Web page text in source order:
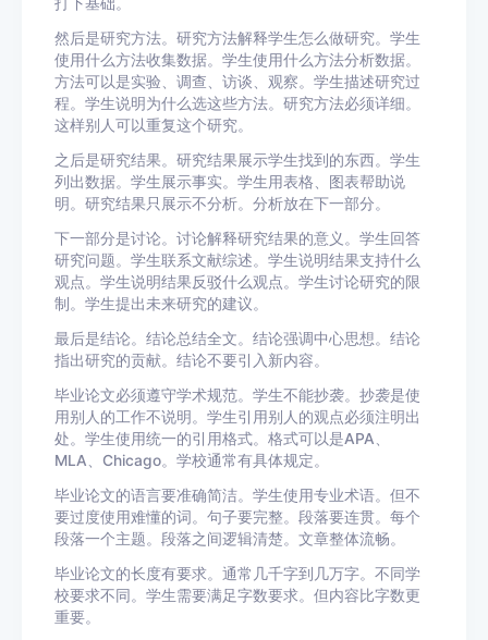
然后是研究方法。研究方法解释学生怎么做研究。学生
使用什么方法收集数据。学生使用什么方法分析数据。
方法可以是实验、调查、访谈、观察。学生描述研究过
程。学生说明为什么选这些方法。研究方法必须详细。
这样别人可以重复这个研究。
之后是研究结果。研究结果展示学生找到的东西。学生
列出数据。学生展示事实。学生用表格、图表帮助说
明。研究结果只展示不分析。分析放在下一部分。
下一部分是讨论。讨论解释研究结果的意义。学生回答
研究问题。学生联系文献综述。学生说明结果支持什么
观点。学生说明结果反驳什么观点。学生讨论研究的限
制。学生提出未来研究的建议。
最后是结论。结论总结全文。结论强调中心思想。结论
指出研究的贡献。结论不要引入新内容。
毕业论文必须遵守学术规范。学生不能抄袭。抄袭是使
用别人的工作不说明。学生引用别人的观点必须注明出
处。学生使用统一的引用格式。格式可以是APA、
MLA、Chicago。学校通常有具体规定。
毕业论文的语言要准确简洁。学生使用专业术语。但不
要过度使用难懂的词。句子要完整。段落要连贯。每个
段落一个主题。段落之间逻辑清楚。文章整体流畅。
毕业论文的长度有要求。通常几千字到几万字。不同学
校要求不同。学生需要满足字数要求。但内容比字数更
重要。